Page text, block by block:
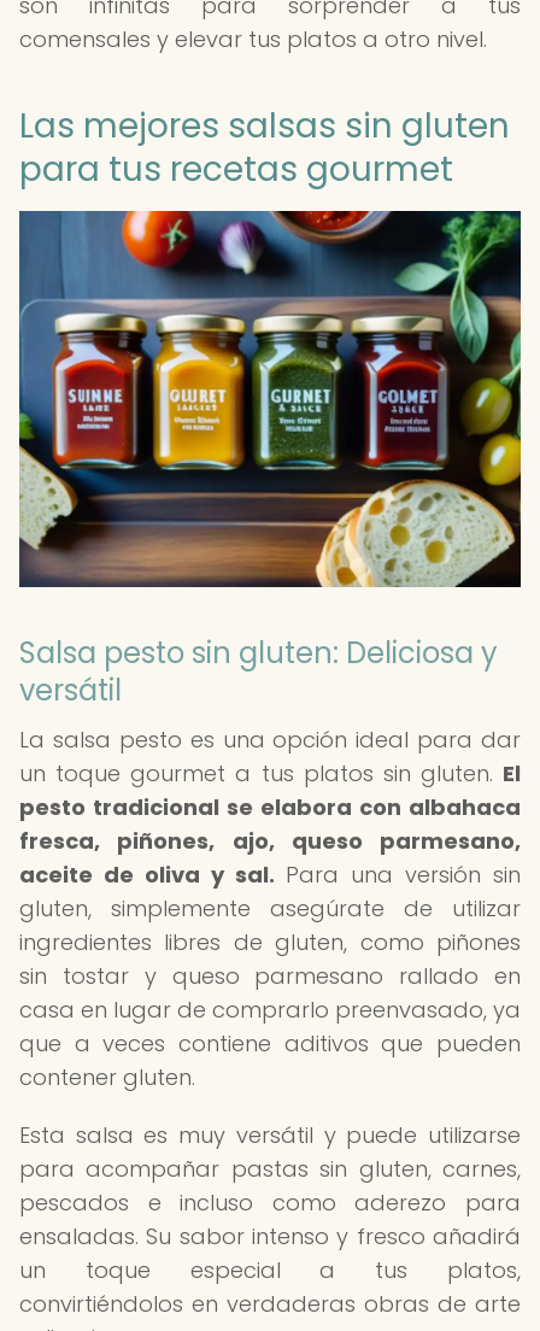
comensales y elevar tus platos a otro nivel.
Las mejores salsas sin gluten
para tus recetas gourmet
Salsa pesto sin gluten: Deliciosa y
versátil
La salsa pesto es una opción ideal para dar
un toque gourmet a tus platos sin gluten. El
pesto tradicional se elabora con albahaca
fresca, piñones, ajo, queso parmesano,
aceite de oliva y sal. Para una versión sin
gluten, simplemente asegúrate de utilizar
ingredientes libres de gluten, como piñones
sin tostar y queso parmesano rallado en
casa en lugar de comprarlo preenvasado, ya
que a veces contiene aditivos que pueden
contener gluten.
Esta salsa es muy versátil y puede utilizarse
para acompañar pastas sin gluten, carnes,
pescados e incluso como aderezo para
ensaladas. Su sabor intenso y fresco añadirá
un toque especial a tus platos,
convirtiéndolos en verdaderas obras de arte